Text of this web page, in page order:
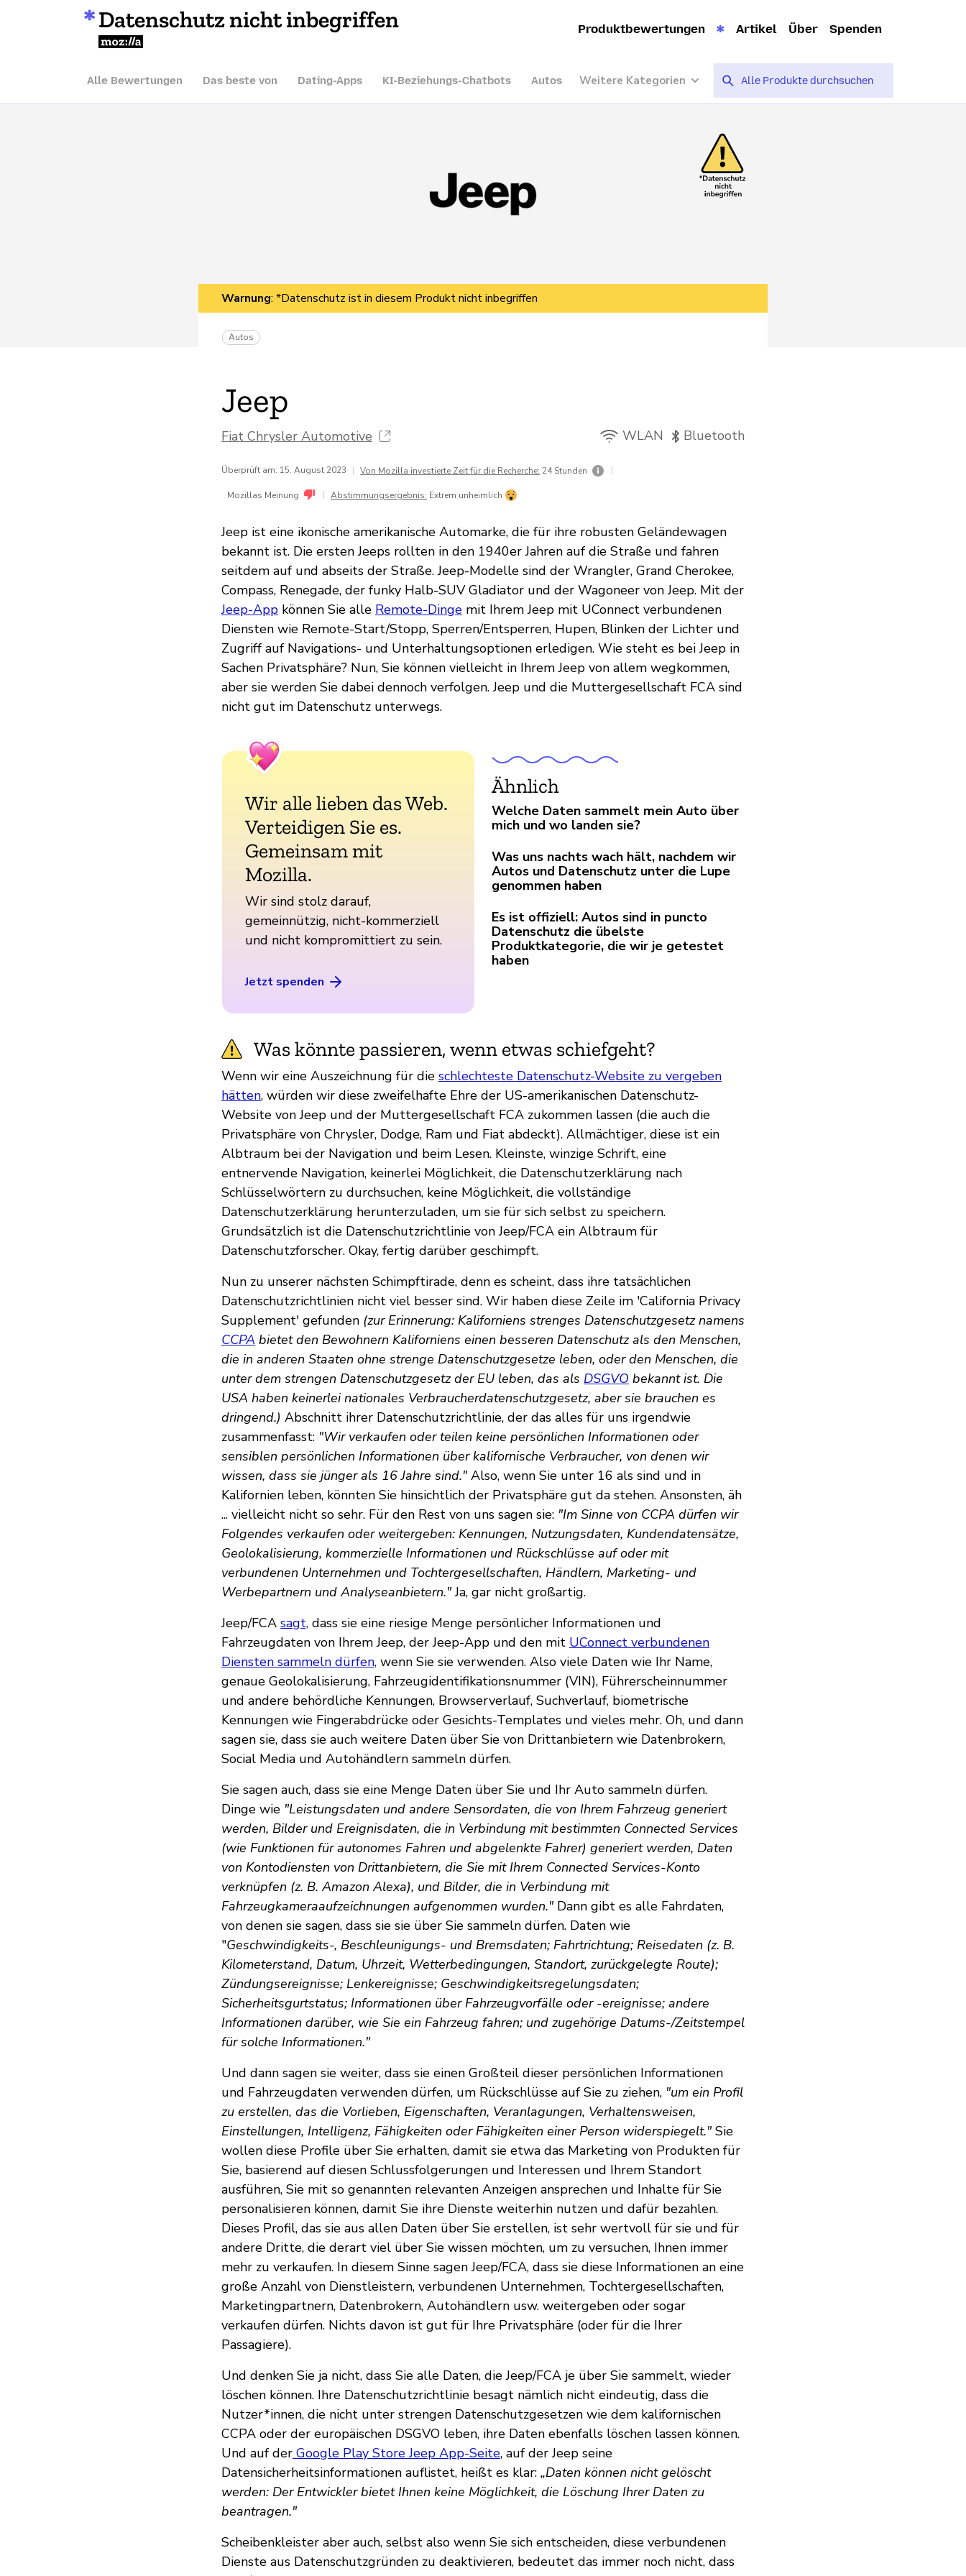
Datenschutz nicht inbegriffen
Mozilla
Produktbewertungen Artikel Über Spenden
Alle Bewertungen Das beste von Dating-Apps KI-Beziehungs-Chatbots Autos Weitere Kategorien
Warnung: *Datenschutz ist in diesem Produkt nicht inbegriffen
Autos
Jeep
Fiat Chrysler Automotive WLAN Bluetooth
Überprüft am: 15. August 2023 | Von Mozilla investierte Zeit für die Recherche: 24 Stunden |
Mozillas Meinung | Abstimmungsergebnis: Extrem unheimlich
Jeep ist eine ikonische amerikanische Automarke, die für ihre robusten Geländewagen
bekannt ist. Die ersten Jeeps rollten in den 1940er Jahren auf die Straße und fahren
seitdem auf und abseits der Straße. Jeep-Modelle sind der Wrangler, Grand Cherokee,
Compass, Renegade, der funky Halb-SUV Gladiator und der Wagoneer von Jeep. Mit der
Jeep-App können Sie alle Remote-Dinge mit Ihrem Jeep mit UConnect verbundenen
Diensten wie Remote-Start/Stopp, Sperren/Entsperren, Hupen, Blinken der Lichter und
Zugriff auf Navigations- und Unterhaltungsoptionen erledigen. Wie steht es bei Jeep in
Sachen Privatsphäre? Nun, Sie können vielleicht in Ihrem Jeep von allem wegkommen,
aber sie werden Sie dabei dennoch verfolgen. Jeep und die Muttergesellschaft FCA sind
nicht gut im Datenschutz unterwegs.
Wir alle lieben das Web.
Verteidigen Sie es.
Gemeinsam mit
Mozilla.
Wir sind stolz darauf,
gemeinnützig, nicht-kommerziell
und nicht kompromittiert zu sein.
Jetzt spenden
Ähnlich
Welche Daten sammelt mein Auto über
mich und wo landen sie?
Was uns nachts wach hält, nachdem wir
Autos und Datenschutz unter die Lupe
genommen haben
Es ist offiziell: Autos sind in puncto
Datenschutz die übelste
Produktkategorie, die wir je getestet
haben
Was könnte passieren, wenn etwas schiefgeht?
Wenn wir eine Auszeichnung für die schlechteste Datenschutz-Website zu vergeben
hätten, würden wir diese zweifelhafte Ehre der US-amerikanischen Datenschutz-
Website von Jeep und der Muttergesellschaft FCA zukommen lassen (die auch die
Privatsphäre von Chrysler, Dodge, Ram und Fiat abdeckt). Allmächtiger, diese ist ein
Albtraum bei der Navigation und beim Lesen. Kleinste, winzige Schrift, eine
entnervende Navigation, keinerlei Möglichkeit, die Datenschutzerklärung nach
Schlüsselwörtern zu durchsuchen, keine Möglichkeit, die vollständige
Datenschutzerklärung herunterzuladen, um sie für sich selbst zu speichern.
Grundsätzlich ist die Datenschutzrichtlinie von Jeep/FCA ein Albtraum für
Datenschutzforscher. Okay, fertig darüber geschimpft.
Nun zu unserer nächsten Schimpftirade, denn es scheint, dass ihre tatsächlichen
Datenschutzrichtlinien nicht viel besser sind. Wir haben diese Zeile im 'California Privacy
Supplement' gefunden (zur Erinnerung: Kaliforniens strenges Datenschutzgesetz namens
CCPA bietet den Bewohnern Kaliforniens einen besseren Datenschutz als den Menschen,
die in anderen Staaten ohne strenge Datenschutzgesetze leben, oder den Menschen, die
unter dem strengen Datenschutzgesetz der EU leben, das als DSGVO bekannt ist. Die
USA haben keinerlei nationales Verbraucherdatenschutzgesetz, aber sie brauchen es
dringend.) Abschnitt ihrer Datenschutzrichtlinie, der das alles für uns irgendwie
zusammenfasst: "Wir verkaufen oder teilen keine persönlichen Informationen oder
sensiblen persönlichen Informationen über kalifornische Verbraucher, von denen wir
wissen, dass sie jünger als 16 Jahre sind."Also, wenn Sie unter 16 als sind und in
Kalifornien leben, könnten Sie hinsichtlich der Privatsphäre gut da stehen. Ansonsten, äh
... vielleicht nicht so sehr. Für den Rest von uns sagen sie: "Im Sinne von CCPA dürfen wir
Folgendes verkaufen oder weitergeben: Kennungen, Nutzungsdaten, Kundendatensätze,
Geolokalisierung, kommerzielle Informationen und Rückschlüsse auf oder mit
verbundenen Unternehmen und Tochtergesellschaften, Händlern, Marketing- und
Werbepartnern und Analyseanbietern."Ja, gar nicht großartig.
Jeep/FCA sagt, dass sie eine riesige Menge persönlicher Informationen und
Fahrzeugdaten von Ihrem Jeep, der Jeep-App und den mit UConnect verbundenen
Diensten sammeln dürfen, wenn Sie sie verwenden. Also viele Daten wie Ihr Name,
genaue Geolokalisierung, Fahrzeugidentifikationsnummer (VIN), Führerscheinnummer
und andere behördliche Kennungen, Browserverlauf, Suchverlauf, biometrische
Kennungen wie Fingerabdrücke oder Gesichts-Templates und vieles mehr. Oh, und dann
sagen sie, dass sie auch weitere Daten über Sie von Drittanbietern wie Datenbrokern,
Social Media und Autohändlern sammeln dürfen.
Sie sagen auch, dass sie eine Menge Daten über Sie und Ihr Auto sammeln dürfen.
Dinge wie "Leistungsdaten und andere Sensordaten, die von Ihrem Fahrzeug generiert
werden, Bilder und Ereignisdaten, die in Verbindung mit bestimmten Connected Services
(wie Funktionen für autonomes Fahren und abgelenkte Fahrer) generiert werden, Daten
von Kontodiensten von Drittanbietern, die Sie mit Ihrem Connected Services-Konto
verknüpfen (z. B. Amazon Alexa), und Bilder, die in Verbindung mit
Fahrzeugkameraaufzeichnungen aufgenommen wurden."Dann gibt es alle Fahrdaten,
von denen sie sagen, dass sie sie über Sie sammeln dürfen. Daten wie
"Geschwindigkeits-, Beschleunigungs- und Bremsdaten; Fahrtrichtung; Reisedaten (z. B.
Kilometerstand, Datum, Uhrzeit, Wetterbedingungen, Standort, zurückgelegte Route);
Zündungsereignisse; Lenkereignisse; Geschwindigkeitsregelungsdaten;
Sicherheitsgurtstatus; Informationen über Fahrzeugvorfälle oder -ereignisse; andere
Informationen darüber, wie Sie ein Fahrzeug fahren; und zugehörige Datums-/Zeitstempel
für solche Informationen."
Und dann sagen sie weiter, dass sie einen Großteil dieser persönlichen Informationen
und Fahrzeugdaten verwenden dürfen, um Rückschlüsse auf Sie zu ziehen, "um ein Profil
zu erstellen, das die Vorlieben, Eigenschaften, Veranlagungen, Verhaltensweisen,
Einstellungen, Intelligenz, Fähigkeiten oder Fähigkeiten einer Person widerspiegelt."Sie
wollen diese Profile über Sie erhalten, damit sie etwa das Marketing von Produkten für
Sie, basierend auf diesen Schlussfolgerungen und Interessen und Ihrem Standort
ausführen, Sie mit so genannten relevanten Anzeigen ansprechen und Inhalte für Sie
personalisieren können, damit Sie ihre Dienste weiterhin nutzen und dafür bezahlen.
Dieses Profil, das sie aus allen Daten über Sie erstellen, ist sehr wertvoll für sie und für
andere Dritte, die derart viel über Sie wissen möchten, um zu versuchen, Ihnen immer
mehr zu verkaufen. In diesem Sinne sagen Jeep/FCA, dass sie diese Informationen an eine
große Anzahl von Dienstleistern, verbundenen Unternehmen, Tochtergesellschaften,
Marketingpartnern, Datenbrokern, Autohändlern usw. weitergeben oder sogar
verkaufen dürfen. Nichts davon ist gut für Ihre Privatsphäre (oder für die Ihrer
Passagiere).
Und denken Sie ja nicht, dass Sie alle Daten, die Jeep/FCA je über Sie sammelt, wieder
löschen können. Ihre Datenschutzrichtlinie besagt nämlich nicht eindeutig, dass die
Nutzer*innen, die nicht unter strengen Datenschutzgesetzen wie dem kalifornischen
CCPA oder der europäischen DSGVO leben, ihre Daten ebenfalls löschen lassen können.
Und auf der Google Play Store Jeep App-Seite, auf der Jeep seine
Datensicherheitsinformationen auflistet, heißt es klar: „Daten können nicht gelöscht
werden: Der Entwickler bietet Ihnen keine Möglichkeit, die Löschung Ihrer Daten zu
beantragen."
Scheibenkleister aber auch, selbst also wenn Sie sich entscheiden, diese verbundenen
Dienste aus Datenschutzgründen zu deaktivieren, bedeutet das immer noch nicht, dass